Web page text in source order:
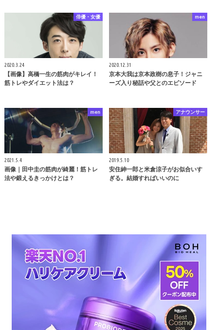
俳優・女優
2020.3.24
【画像】高橋一生の筋肉がキレイ！
筋トレやダイエット法は？
men
2020.12.31
京本大我は京本政樹の息子！ジャニ
ーズ入り秘話や父とのエピソード
men
2021.5.4
画像｜田中圭の筋肉が綺麗！筋トレ
法や鍛えるきっかけとは？
アナウンサー
2019.5.10
安住紳一郎と米倉涼子がお似合いす
ぎる。結婚すればいいのに